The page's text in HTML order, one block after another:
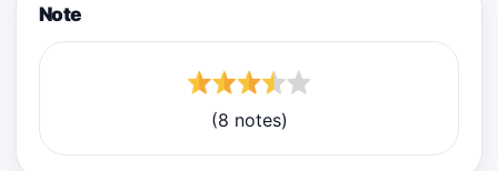
Note
(8 notes)